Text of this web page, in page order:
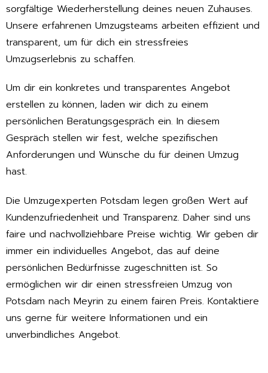
sorgfältige Wiederherstellung deines neuen Zuhauses.
Unsere erfahrenen Umzugsteams arbeiten effizient und
transparent, um für dich ein stressfreies
Umzugserlebnis zu schaffen.
Um dir ein konkretes und transparentes Angebot
erstellen zu können, laden wir dich zu einem
persönlichen Beratungsgespräch ein. In diesem
Gespräch stellen wir fest, welche spezifischen
Anforderungen und Wünsche du für deinen Umzug
hast.
Die Umzugexperten Potsdam legen großen Wert auf
Kundenzufriedenheit und Transparenz. Daher sind uns
faire und nachvollziehbare Preise wichtig. Wir geben dir
immer ein individuelles Angebot, das auf deine
persönlichen Bedürfnisse zugeschnitten ist. So
ermöglichen wir dir einen stressfreien Umzug von
Potsdam nach Meyrin zu einem fairen Preis. Kontaktiere
uns gerne für weitere Informationen und ein
unverbindliches Angebot.